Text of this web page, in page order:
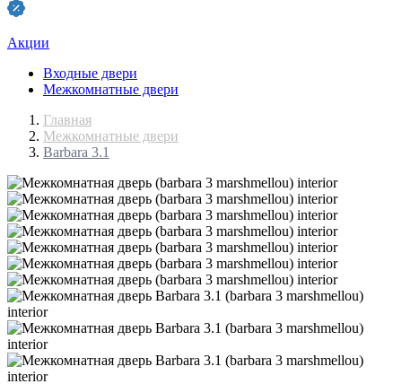
Акции
Входные двери
Межкомнатные двери
Главная
Межкомнатные двери
Barbara 3.1